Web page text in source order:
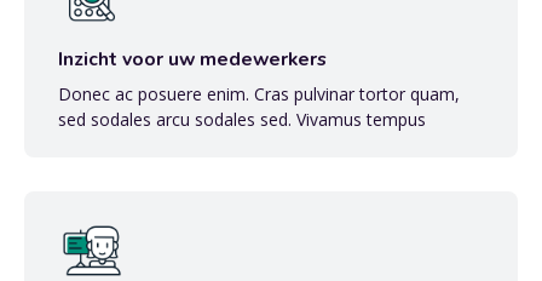
Inzicht voor uw medewerkers
Donec ac posuere enim. Cras pulvinar tortor quam,
sed sodales arcu sodales sed. Vivamus tempus